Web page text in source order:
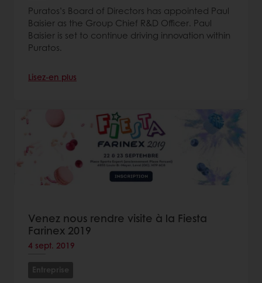
Puratos’s Board of Directors has appointed Paul
Baisier as the Group Chief R&D Officer. Paul
Baisier is set to continue driving innovation within
Puratos.
Lisez-en plus
Venez nous rendre visite à la Fiesta
Farinex 2019
4 sept. 2019
Entreprise